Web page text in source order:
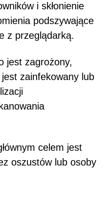
i skłonienie
podszywające
z przeglądarką.
jest zagrożony,
zainfekowany lub
celem jest
oszustów lub osoby